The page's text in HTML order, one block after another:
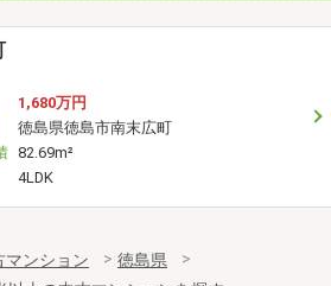
1,680万円
徳島県徳島市南末広町
82.69m²
4LDK
マンション
徳島県